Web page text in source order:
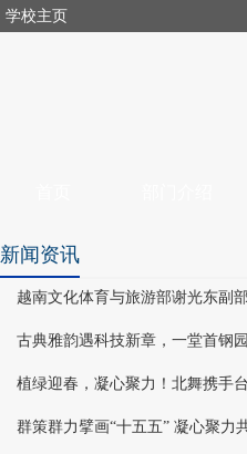
学校主页
新闻资讯
越南文化体育与旅游部谢光东副
古典雅韵遇科技新章，一堂首钢
植绿迎春，凝心聚力！北舞携手
群策群力擘画“十五五” 凝心聚力